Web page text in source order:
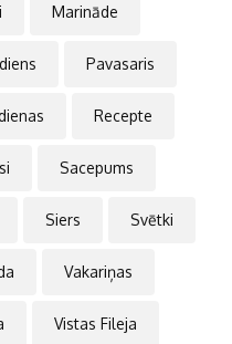
Marināde
Pavasaris
Recepte
Sacepums
Siers Svētki
Vakariņas
Vistas Fileja